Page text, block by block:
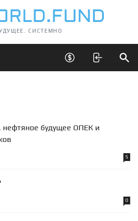
СИСТЕМНО
Открыть скрытые
нефтяное будущее ОПЕК и
5
0